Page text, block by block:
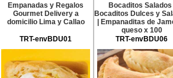
Empanadas y Regalos
Gourmet Delivery a
domicilio Lima y Callao
TRT-envBDU01
Bocaditos Salados |
Bocaditos Dulces y
| Empanaditas de
queso x 100
TRT-envBDU06